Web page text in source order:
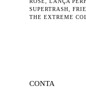
SUPERTRASH,
THE EXTREME
CONTA